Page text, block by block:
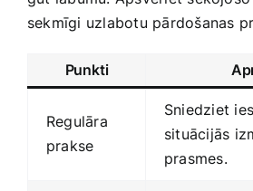
sekmīgi uzlabotu pārdošanas
Punkti
Regulāra
prakse
Sniedziet
situācijās‍
prasmes.